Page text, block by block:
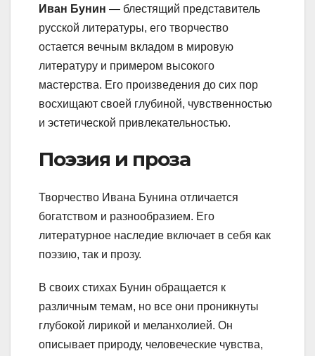
Иван Бунин — блестящий представитель
русской литературы, его творчество
остается вечным вкладом в мировую
литературу и примером высокого
мастерства. Его произведения до сих пор
восхищают своей глубиной, чувственностью
и эстетической привлекательностью.
Поэзия и проза
Творчество Ивана Бунина отличается
богатством и разнообразием. Его
литературное наследие включает в себя как
поэзию, так и прозу.
В своих стихах Бунин обращается к
различным темам, но все они проникнуты
глубокой лирикой и меланхолией. Он
описывает природу, человеческие чувства,